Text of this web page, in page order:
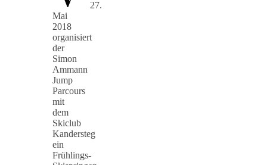
27.
Mai
2018
organisiert
der
Simon
Ammann
Jump
Parcours
mit
dem
Skiclub
Kandersteg
ein
Frühlings-